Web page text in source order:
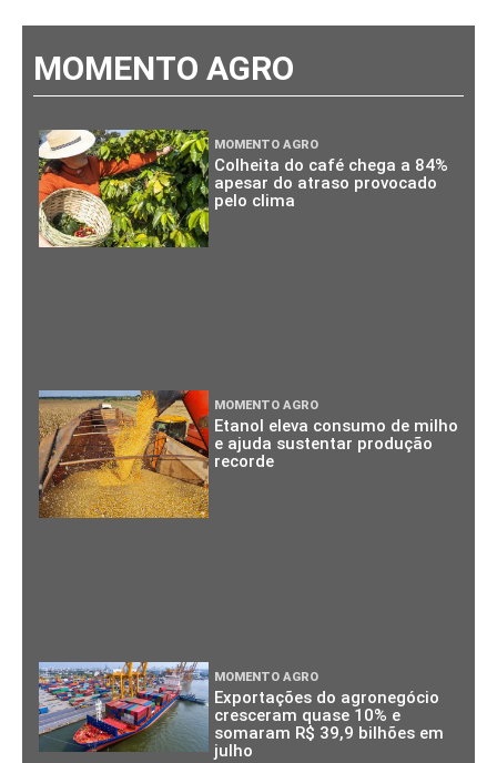
MOMENTO AGRO
MOMENTO AGRO
Colheita do café chega a 84%
apesar do atraso provocado
pelo clima
MOMENTO AGRO
Etanol eleva consumo de milho
e ajuda sustentar produção
recorde
MOMENTO AGRO
Exportações do agronegócio
cresceram quase 10% e
somaram R$ 39,9 bilhões em
julho